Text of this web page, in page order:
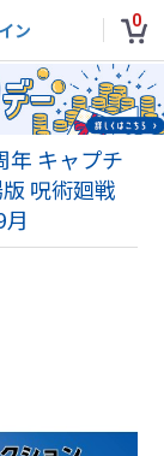
ン 0
年 キャプチ
呪術廻戦